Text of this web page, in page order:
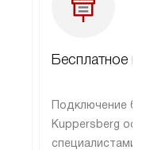
Бесплатное
Подключение
Kuppersberg
специалистами